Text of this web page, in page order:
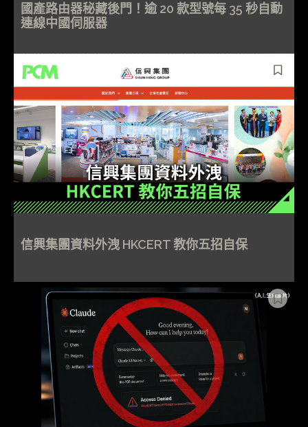
國產路由器秘藏後門！逾 20 款型號每 35 秒自動
連線中國伺服器
信興集團資料外洩 HKCERT 教你五招自保